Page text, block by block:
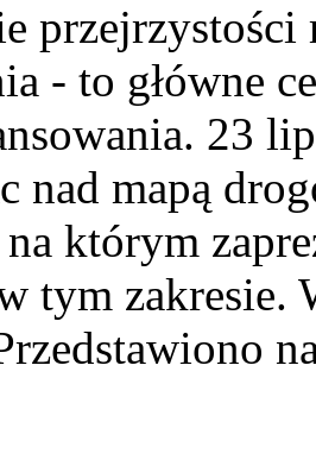
- to główne
23
nad mapą
którym
tym zakresie.